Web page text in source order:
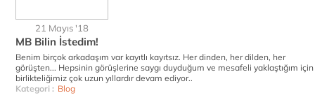
21 Mayıs '18
MB Bilin İstedim!
Benim birçok arkadaşım var kayıtlı kayıtsız. Her dinden, her dilden, her
görüşten... Hepsinin görüşlerine saygı duyduğum ve mesafeli yaklaştığım için
birlikteliğimiz çok uzun yıllardır devam ediyor..
Kategori : Blog